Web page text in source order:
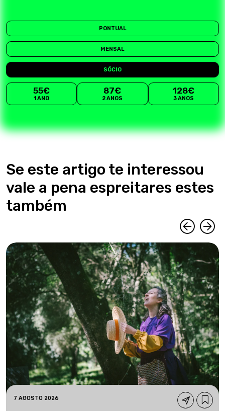
PONTUAL
MENSAL
SÓCIO
55€
1 ANO
87€
2 ANOS
128€
3 ANOS
Se este artigo te interessou
vale a pena espreitares estes
também
7 AGOSTO 2026